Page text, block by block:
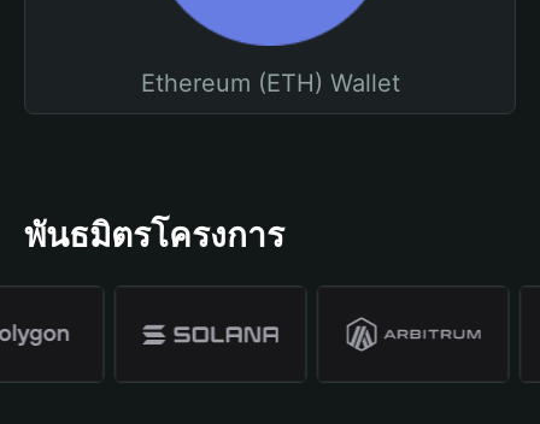
Ethereum (ETH) Wallet
พันธมิตรโครงการ